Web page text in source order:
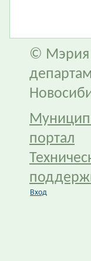
© Мэрия
портал
Вход